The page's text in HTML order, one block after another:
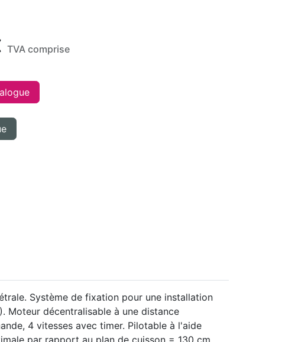
TVA comprise
Système de fixation pour une installation
Moteur décentralisable à une distance
4 vitesses avec timer. Pilotable à l'aide
par rapport au plan de cuisson = 130 cm.